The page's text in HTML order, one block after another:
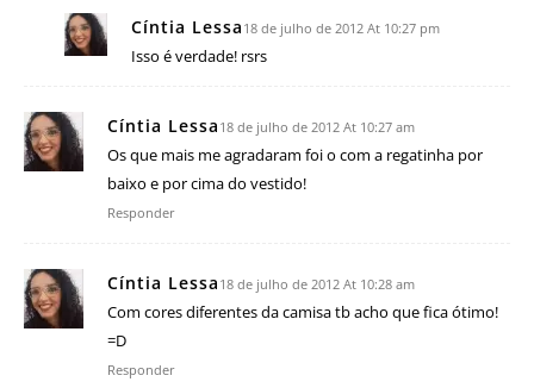
Cíntia Lessa 18 de julho de 2012 At 10:27 pm
Isso é verdade! rsrs
Cíntia Lessa 18 de julho de 2012 At 10:27 am
Os que mais me agradaram foi o com a regatinha por
baixo e por cima do vestido!
Responder
Cíntia Lessa 18 de julho de 2012 At 10:28 am
Com cores diferentes da camisa tb acho que fica ótimo!
=D
Responder